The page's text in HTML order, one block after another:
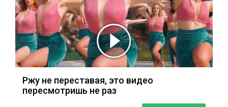
Ржу не переставая, это видео
пересмотришь не раз